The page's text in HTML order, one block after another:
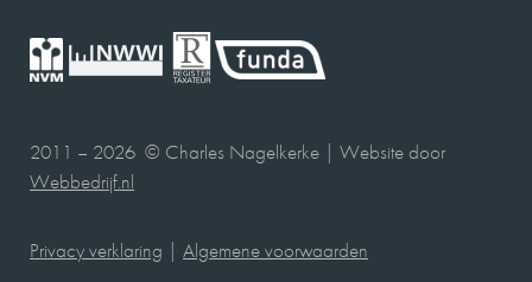
2011 – 2026 © Charles Nagelkerke | Website door
Webbedrijf.nl
Privacy verklaring Algemene voorwaarden